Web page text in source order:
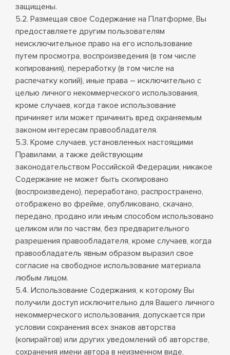
защищены.
5.2. Размещая свое Содержание на Платформе, Вы
предоставляете другим пользователям
неисключительное право на его использование
путем просмотра, воспроизведения (в том числе
копирования), переработку (в том числе на
распечатку копий), иные права – исключительно с
целью личного некоммерческого использования,
кроме случаев, когда такое использование
причиняет или может причинить вред охраняемым
законом интересам правообладателя.
5.3. Кроме случаев, установленных настоящими
Правилами, а также действующим
законодательством Российской Федерации, никакое
Содержание не может быть скопировано
(воспроизведено), переработано, распространено,
отображено во фрейме, опубликовано, скачано,
передано, продано или иным способом использовано
целиком или по частям, без предварительного
разрешения правообладателя, кроме случаев, когда
правообладатель явным образом выразил свое
согласие на свободное использование материала
любым лицом.
5.4. Использование Содержания, к которому Вы
получили доступ исключительно для Вашего личного
некоммерческого использования, допускается при
условии сохранения всех знаков авторства
(копирайтов) или других уведомлений об авторстве,
сохранения имени автора в неизменном виде,